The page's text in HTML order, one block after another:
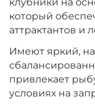
Диаметр:
Вкус:
который
аттрактантов и
Имеют яркий,
привлекает
условиях на